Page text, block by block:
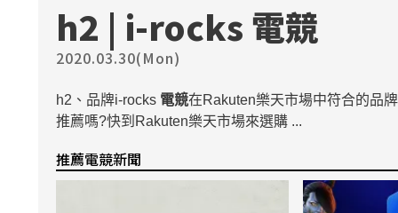
h2 | i-rocks 電競
2020.03.30(Mon)
h2、品牌i-rocks 電競在Rakuten樂天市場中符合的品
推薦嗎?快到Rakuten樂天市場來選購 ...
推薦電競新聞